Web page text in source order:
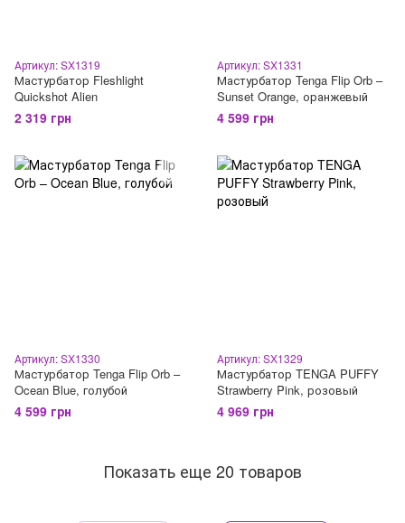
Артикул: SX1319
Мастурбатор Fleshlight
Quickshot Alien
2 319 грн
Артикул: SX1331
Мастурбатор Tenga Flip Orb –
Sunset Orange, оранжевый
4 599 грн
Артикул: SX1330
Мастурбатор Tenga Flip Orb –
Ocean Blue, голубой
4 599 грн
Артикул: SX1329
Мастурбатор TENGA PUFFY
Strawberry Pink, розовый
4 969 грн
Показать еще 20 товаров